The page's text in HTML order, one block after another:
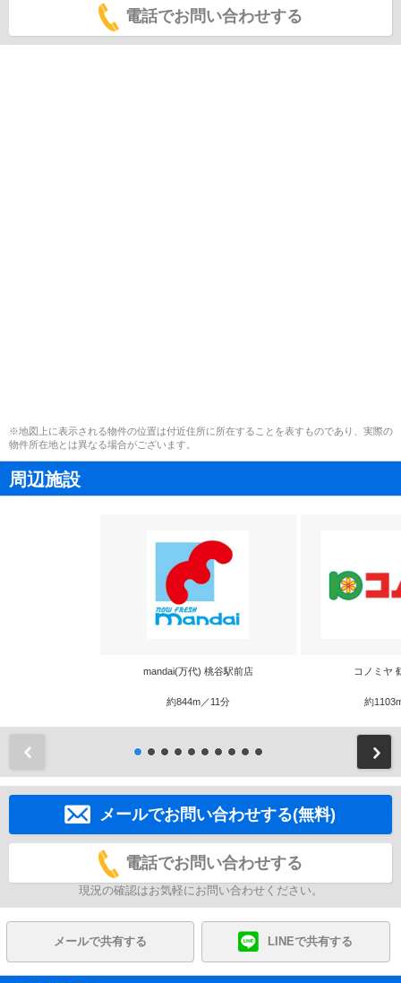
電話でお問い合わせする
※地図上に表示される物件の位置は付近住所に所在することを表すものであり、実際の
物件所在地とは異なる場合がございます。
周辺施設
mandai(万代) 桃谷駅前店
約844m／11分
コノミヤ
約
メールでお問い合わせする(無料)
電話でお問い合わせする
現況の確認はお気軽にお問い合わせください。
メールで共有する LINEで共有する